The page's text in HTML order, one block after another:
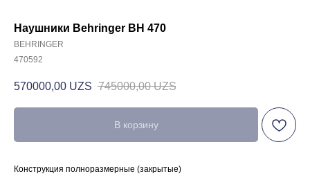
Наушники Behringer BH 470
BEHRINGER
470592
570000,00 UZS 745000,00 UZS
В корзину
Конструкция полноразмерные (закрытые)